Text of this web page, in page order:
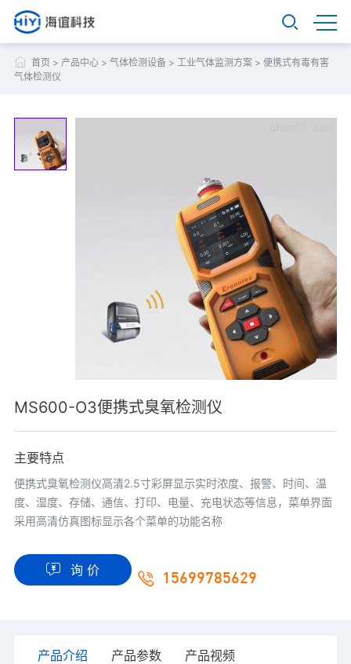
首页 > 产品中心> 气体检测设备> 工业气体监测方案> 便携式有毒有害
气体检测仪
MS600-O3便携式臭氧检测仪
主要特点
便携式臭氧检测仪高清2.5寸彩屏显示实时浓度、报警、时间、温
度、湿度、存储、通信、打印、电量、充电状态等信息，菜单界面
采用高清仿真图标显示各个菜单的功能名称
询 价 15699785629
产品介绍 产品参数 产品视频